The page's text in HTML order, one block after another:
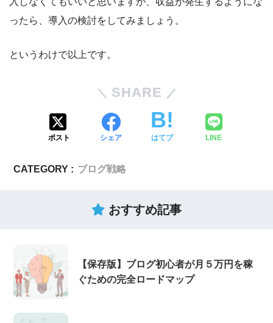
ったら、導入の検討をしてみましょう。
というわけで以上です。
SHARE
ポスト シェア はてブ LINE
CATEGORY : ブログ戦略
おすすめ記事
【保存版】ブログ初心者が月５万円を稼
ぐための完全ロードマップ